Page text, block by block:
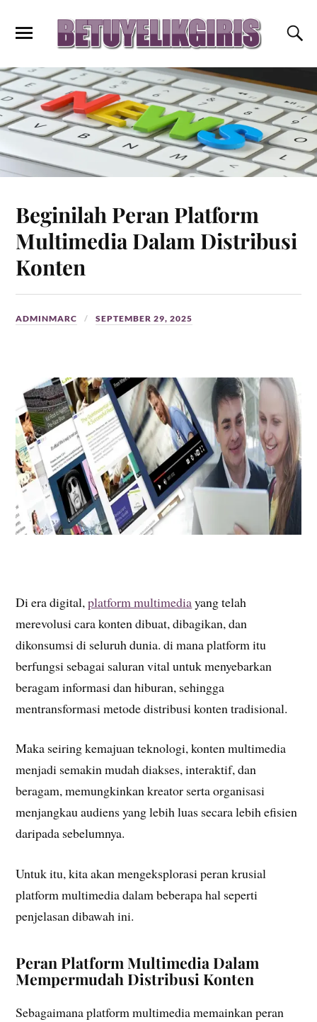
Beginilah Peran Platform
Multimedia Dalam Distribusi
Konten
ADMINMARC SEPTEMBER 29, 2025
Di era digital,platform multimediayang telah
merevolusi cara konten dibuat, dibagikan, dan
dikonsumsi di seluruh dunia. di mana platform itu
berfungsi sebagai saluran vital untuk menyebarkan
beragam informasi dan hiburan, sehingga
mentransformasi metode distribusi konten tradisional.
Maka seiring kemajuan teknologi, konten multimedia
menjadi semakin mudah diakses, interaktif, dan
beragam, memungkinkan kreator serta organisasi
menjangkau audiens yang lebih luas secara lebih efisien
daripada sebelumnya.
Untuk itu, kita akan mengeksplorasi peran krusial
platform multimedia dalam beberapa hal seperti
penjelasan dibawah ini.
Peran Platform Multimedia Dalam
Mempermudah Distribusi Konten
Sebagaimana platform multimedia memainkan peran